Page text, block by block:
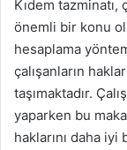
Kıdem tazminatı,
önemli bir konu
hesaplama
çalışanların
taşımaktadır.
yaparken bu
haklarını daha iyi